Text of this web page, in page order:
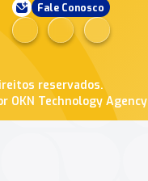
Fale Conosco
reservados.
OKN Technology Agency